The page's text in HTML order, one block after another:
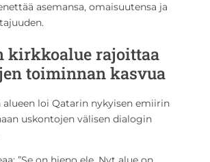
asemansa, omaisuutensa ja
kirkkoalue rajoittaa
toiminnan kasvua
alueen loi Qatarin nykyisen emiirin
uskontojen välisen dialogin